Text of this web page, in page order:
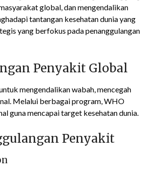
global, dan mengendalikan
tantangan kesehatan dunia yang
yang berfokus pada penanggulangan
Penyakit Global
mengendalikan wabah, mencegah
Melalui berbagai program, WHO
guna mencapai target kesehatan dunia.
Penyakit